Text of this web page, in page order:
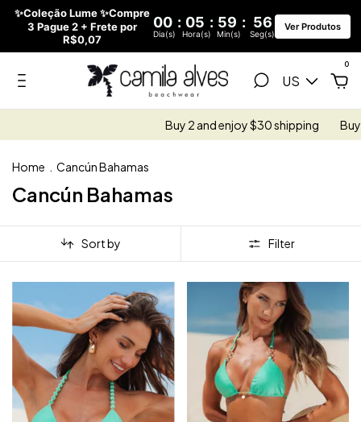
✨Coleção Lume ✨Compre
3 Pague 2 + Frete por
R$0,07
00 : 05 : 59 : 54
Dia(s) Hora(s) Min(s) Seg(s)
Ver Produtos
US
0
Buy 2 and enjoy $30 shipping Buy 3 and
Home Cancún Bahamas
Cancún Bahamas
Sort by Filter